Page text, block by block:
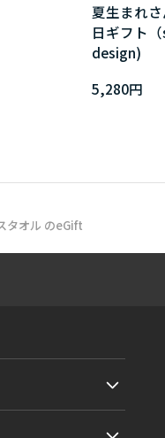
夏生まれ
日ギフト
design)
5,280円
タオル のeGift